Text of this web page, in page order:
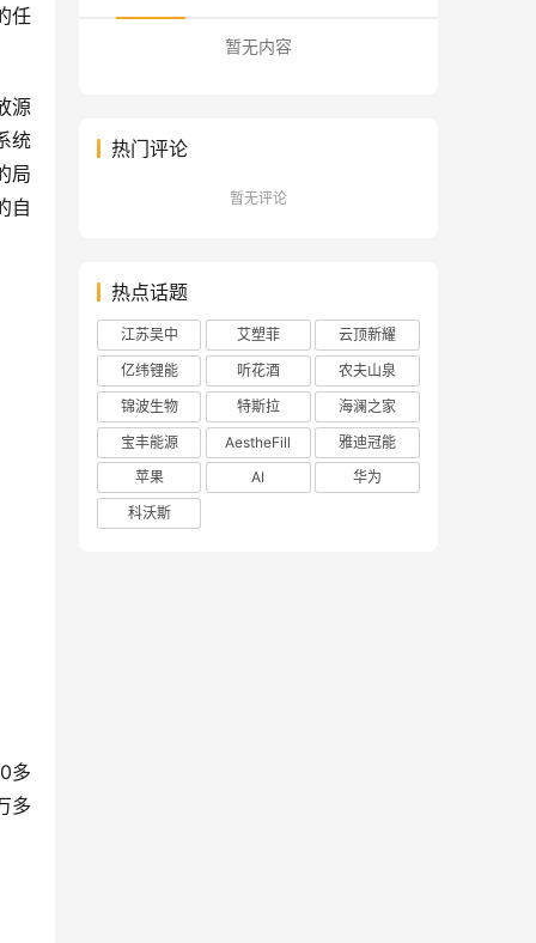
任
源
统
局
自
多
多
暂无内容
热门评论
暂无评论
热点话题
江苏吴中 艾塑菲
云顶新耀
亿纬锂能
听花酒
农夫山泉
锦波生物
特斯拉
海澜之家
宝丰能源
AestheFill
雅迪冠能
苹果
AI
华为
科沃斯